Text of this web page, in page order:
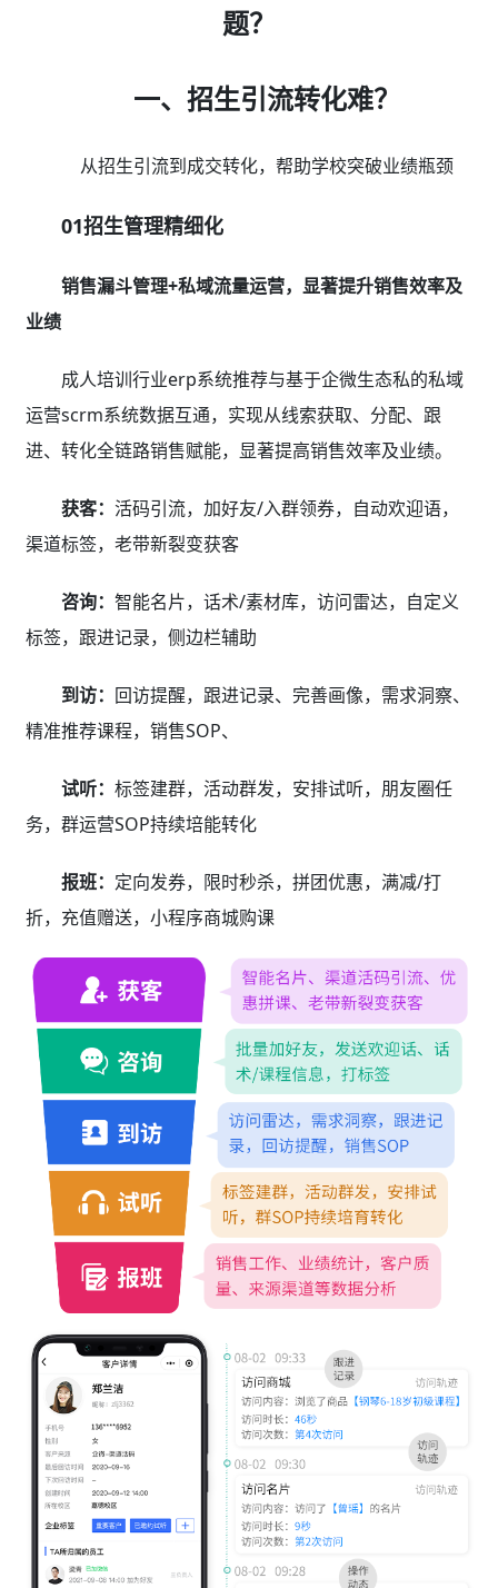
题？
一、招生引流转化难？
从招生引流到成交转化，帮助学校突破业绩瓶颈
01招生管理精细化
销售漏斗管理+私域流量运营，显著提升销售效率及
业绩
成人培训行业erp系统推荐与基于企微生态私的私域
运营scrm系统数据互通，实现从线索获取、分配、跟
进、转化全链路销售赋能，显著提高销售效率及业绩。
获客： 活码引流，加好友/入群领券，自动欢迎语，
渠道标签，老带新裂变获客
咨询： 智能名片，话术/素材库，访问雷达，自定义
标签，跟进记录，侧边栏辅助
到访： 回访提醒，跟进记录、完善画像，需求洞察、
精准推荐课程，销售SOP、
试听： 标签建群，活动群发，安排试听，朋友圈任
务，群运营SOP持续培能转化
报班： 定向发券，限时秒杀，拼团优惠，满减/打
折，充值赠送，小程序商城购课